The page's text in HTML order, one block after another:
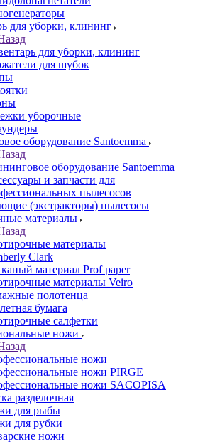
для уборки, клининг
для уборки, клининг
для шубок
уборочные
оборудование Santoemma
оборудование Santoemma
и запчасти для
пылесосов
(экстракторы) пылесосы
материалы
материалы
Clark
материал Prof paper
материалы Veiro
полотенца
бумага
салфетки
ножи
ножи
ножи PIRGE
ножи SACOPISA
разделочная
для рыбы
для рубки
ножи